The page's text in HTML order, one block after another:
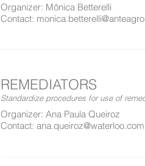
Organizer: Mônica Betterelli
Contact:
REMEDIATORS
Standardize procedures for use of
Organizer: Ana Paula Queiroz
Contact: